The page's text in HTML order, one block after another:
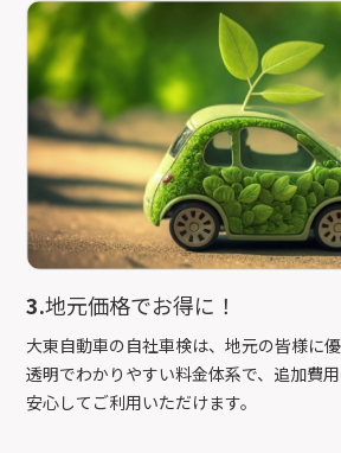
3.地元価格でお得に！
大東自動車の自社車検は、地元の皆様に
透明でわかりやすい料金体系で、追加費
安心してご利用いただけます。